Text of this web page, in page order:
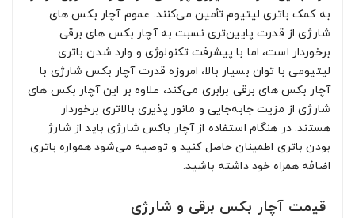
به کمک باتری لیتیوم تأمین می‌کنند. عموم آچار بکس های
شارژی از قدرت پایین‌تری نسبت به آچار بکس های برقی
برخوردار است، اما با پیشرفت تکنولوژی و وارد شدن باتری
لیتیومی با توان بسیار بالا، امروزه قدرت آچار بکس شارژی با
آچار بکس های برقی برابری می‌کند، علاوه بر این آچار بکس های
شارژی از مزیت جابه‌جایی و مانور پذیری بالاتری برخوردار
هستند. در هنگام استفاده از آچار باکس شارژی باید از شارژ
بودن باتری اطمینان حاصل کنید و توصیه می‌شود همواره باتری
اضافه همراه خود داشته باشید.
قیمت آچار بکس برقی و شارژی